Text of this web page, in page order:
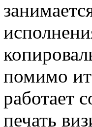
помимо
работает
печать